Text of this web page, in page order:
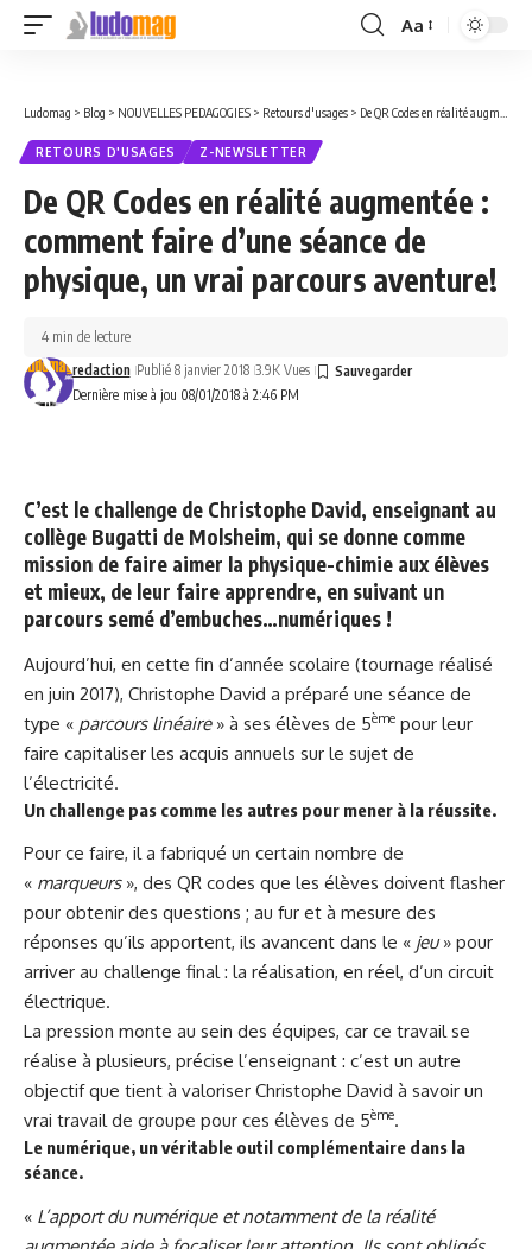
Font
Aa
Ludomag > Blog > NOUVELLES PEDAGOGIES > Retours d'usages > De QR Codes en réalité augmentée : comment faire d’une séance de physique, un vrai parcours aventure!
RETOURS D'USAGES Z-NEWSLETTER
De QR Codes en réalité augmentée :
comment faire d’une séance de
physique, un vrai parcours aventure!
Dernière mise à jou 08/01/2018 à 2:46 PM
redaction Publié 8 janvier 2018 3.9K Vues
4 min de lecture
C’est le challenge de Christophe David, enseignant au
collège Bugatti de Molsheim, qui se donne comme
mission de faire aimer la physique-chimie aux élèves
et mieux, de leur faire apprendre, en suivant un
parcours semé d’embuches…numériques !
Aujourd’hui, en cette fin d’année scolaire (tournage réalisé
en juin 2017), Christophe David a préparé une séance de
type « parcours linéaire » à ses élèves de 5ème pour leur
faire capitaliser les acquis annuels sur le sujet de
l’électricité.
Un challenge pas comme les autres pour mener à la réussite.
Pour ce faire, il a fabriqué un certain nombre de
« marqueurs», des QR codes que les élèves doivent flasher
pour obtenir des questions ; au fur et à mesure des
réponses qu’ils apportent, ils avancent dans le « jeu» pour
arriver au challenge final : la réalisation, en réel, d’un circuit
électrique.
La pression monte au sein des équipes, car ce travail se
réalise à plusieurs, précise l’enseignant : c’est un autre
objectif que tient à valoriser Christophe David à savoir un
vrai travail de groupe pour ces élèves de 5ème.
Le numérique, un véritable outil complémentaire dans la
séance.
« L’apport du numérique et notamment de la réalité